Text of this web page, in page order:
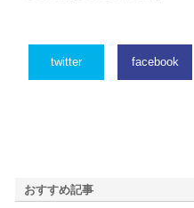
twitter facebook
おすすめ記事